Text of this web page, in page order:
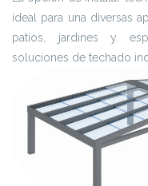
ideal para una diversas
patios, jardines y
soluciones de techado